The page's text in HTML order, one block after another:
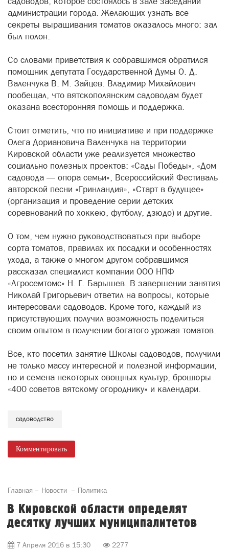
администрации города. Желающих узнать все
секреты выращивания томатов оказалось много: зал
был полон.
Со словами приветствия к собравшимся обратился
помощник депутата Государственной Думы О. Д.
Валенчука В. М. Зайцев. Владимир Михайлович
пообещал, что вятскополянским садоводам будет
оказана всесторонняя помощь и поддержка.
Стоит отметить, что по инициативе и при поддержке
Олега Дориановича Валенчука на территории
Кировской области уже реализуется множество
социально полезных проектов: «Сады Победы», «Дом
садовода — опора семьи», Всероссийский Фестиваль
авторской песни «Гринландия», «Старт в будущее»
(организация и проведение серии детских
соревнований по хоккею, футболу, дзюдо) и другие.
О том, чем нужно руководствоваться при выборе
сорта томатов, правилах их посадки и особенностях
ухода, а также о многом другом собравшимся
рассказал специалист компании ООО НПФ
«Агросемтомс» Н. Г. Барышев. В завершении занятия
Николай Григорьевич ответил на вопросы, которые
интересовали садоводов. Кроме того, каждый из
присутствующих получил возможность поделиться
своим опытом в получении богатого урожая томатов.
Все, кто посетил занятие Школы садоводов, получили
не только массу интересной и полезной информации,
но и семена некоторых овощных культур, брошюры
«400 советов вятскому огороднику» и календари.
садоводство
Комментировать
Главная Новости Политика
В Кировской области определят
десятку лучших муниципалитетов
7 Апреля 2016 в 15:30
2277